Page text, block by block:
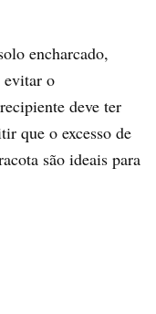
encharcado,
evitar o
deve ter
que o excesso de
são ideais para